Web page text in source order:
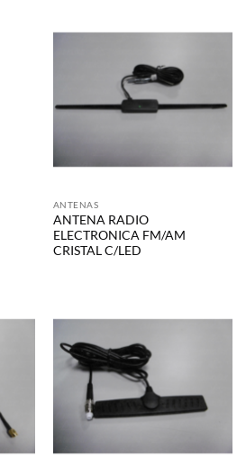
ANTENAS
ANTENA RADIO
ELECTRONICA FM/AM
CRISTAL C/LED